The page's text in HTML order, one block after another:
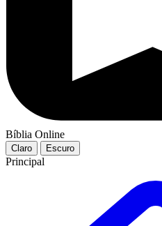
Bíblia Online
Claro Escuro
Principal